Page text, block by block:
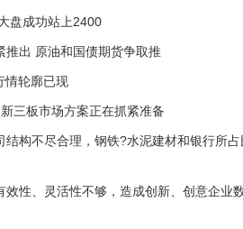
盘成功站上2400
推出 原油和国债期货争取推
情轮廓已现
三板市场方案正在抓紧准备
结构不尽合理，钢铁?水泥建材和银行所
效性、灵活性不够，造成创新、创意企业